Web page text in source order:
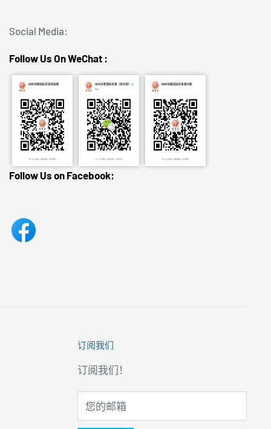
Social Media:
Follow Us On WeChat :
Follow Us on Facebook:
订阅我们
订阅我们！
您的邮箱